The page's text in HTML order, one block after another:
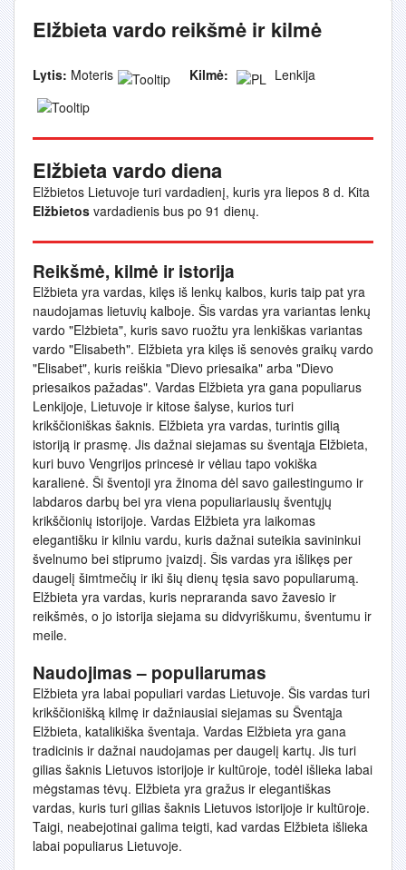
Elžbieta vardo reikšmė ir kilmė
Lytis: Moteris Kilmė: Lenkija
Elžbieta vardo diena
Elžbietos Lietuvoje turi vardadienį, kuris yra liepos 8 d. Kita
Elžbietos vardadienis bus po 91 dienų.
Reikšmė, kilmė ir istorija
Elžbieta yra vardas, kilęs iš lenkų kalbos, kuris taip pat yra
naudojamas lietuvių kalboje. Šis vardas yra variantas lenkų
vardo "Elżbieta", kuris savo ruožtu yra lenkiškas variantas
vardo "Elisabeth". Elžbieta yra kilęs iš senovės graikų vardo
"Elisabet", kuris reiškia "Dievo priesaika" arba "Dievo
priesaikos pažadas". Vardas Elžbieta yra gana populiarus
Lenkijoje, Lietuvoje ir kitose šalyse, kurios turi
krikščioniškas šaknis. Elžbieta yra vardas, turintis gilią
istoriją ir prasmę. Jis dažnai siejamas su šventąja Elžbieta,
kuri buvo Vengrijos princesė ir vėliau tapo vokiška
karalienė. Ši šventoji yra žinoma dėl savo gailestingumo ir
labdaros darbų bei yra viena populiariausių šventųjų
krikščionių istorijoje. Vardas Elžbieta yra laikomas
elegantišku ir kilniu vardu, kuris dažnai suteikia savininkui
švelnumo bei stiprumo įvaizdį. Šis vardas yra išlikęs per
daugelį šimtmečių ir iki šių dienų tęsia savo populiarumą.
Elžbieta yra vardas, kuris nepraranda savo žavesio ir
reikšmės, o jo istorija siejama su didvyriškumu, šventumu ir
meile.
Naudojimas – populiarumas
Elžbieta yra labai populiari vardas Lietuvoje. Šis vardas turi
krikščionišką kilmę ir dažniausiai siejamas su Šventąja
Elžbieta, katalikiška šventaja. Vardas Elžbieta yra gana
tradicinis ir dažnai naudojamas per daugelį kartų. Jis turi
gilias šaknis Lietuvos istorijoje ir kultūroje, todėl išlieka labai
mėgstamas tėvų. Elžbieta yra gražus ir elegantiškas
vardas, kuris turi gilias šaknis Lietuvos istorijoje ir kultūroje.
Taigi, neabejotinai galima teigti, kad vardas Elžbieta išlieka
labai populiarus Lietuvoje.